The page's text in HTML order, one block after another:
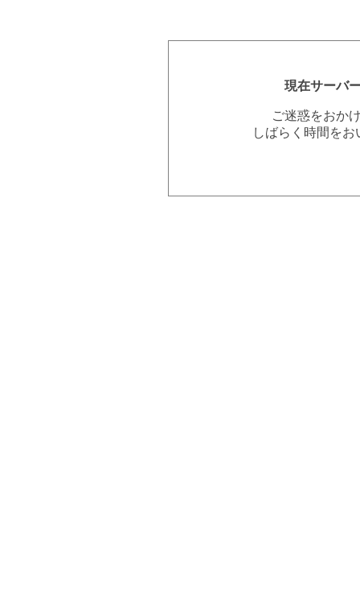
現在サーバ
ご迷惑をおか
しばらく時間を